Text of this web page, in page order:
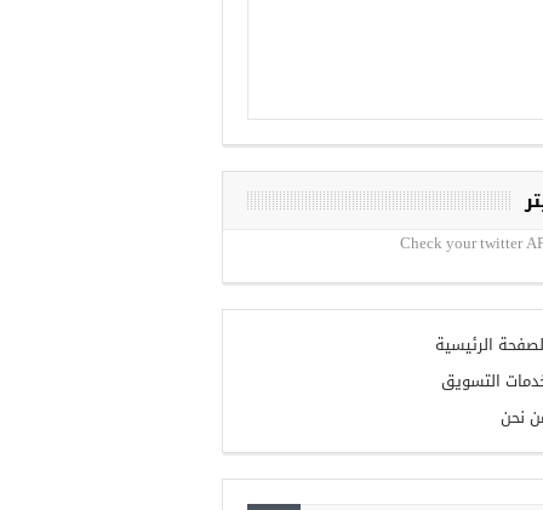
Check your twitter
الرئيسية
التسويق
نحن